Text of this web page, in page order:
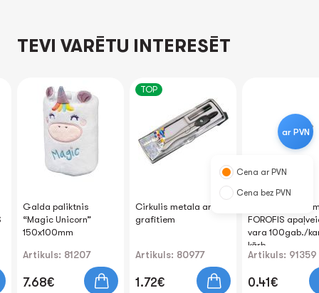
TEVI VARĒTU INTERESĒT
Galda paliktnis
“Magic Unicorn”
150x100mm
Artikuls: 81207
7.68€
TOP
Cirkulis metala ar
grafītiem
Artikuls: 80977
1.72€
Saspraudes
FOROFIS
vara 100gab./
kārb.
Artikuls: 91359
0.41€
ar PVN
Cena ar PVN
Cena bez PVN